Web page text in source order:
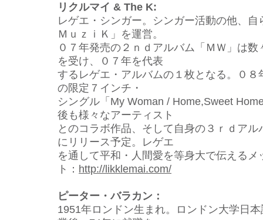
リクルマイ & The K:
レゲエ・シンガー。シンガー活動の他、自
ＭｕｚｉＫ」を運営。
０７年発売の２ｎｄアルバム「ＭＷ」は
を受け、０７年を代表
するレゲエ・アルバムの１枚となる。０８
の限定７インチ・
シングル「My Woman / Home,Sweet
後も様々なアーティスト
とのコラボ作品、そして自身の３ｒｄア
にリリ ース予定。レゲエ
を通して平和・人間愛を等身大で伝えるメ
ト： http://likklemai.com/
ピーター・バラカン：
1951年ロンドン生まれ。ロンドン大学日